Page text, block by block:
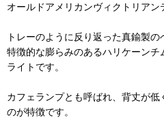
オールドアメリカンヴィクトリアン
トレーのように反り返った真鍮製の
特徴的な膨らみのあるハリケーン
ライトです。
カフェランプとも呼ばれ、背丈が
のが特徴です。